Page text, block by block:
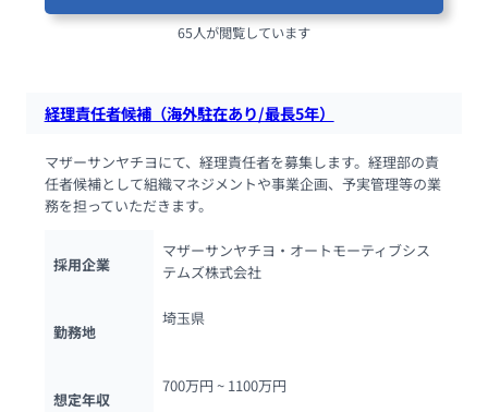
65人が閲覧しています
経理責任者候補（海外駐在あり/最長5年）
マザーサンヤチヨにて、経理責任者を募集します。経理部の責
任者候補として組織マネジメントや事業企画、予実管理等の業
務を担っていただきます。
採用企業
マザーサンヤチヨ・オートモーティブシス
テムズ株式会社
勤務地
埼玉県
想定年収
700万円 ~ 1100万円